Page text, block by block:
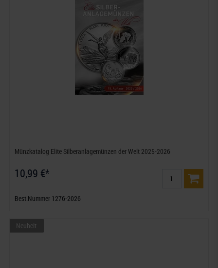
Münzkatalog Elite Silberanlagemünzen der Welt 2025-2026
10,99 €*
Best.Nummer 1276-2026
Neuheit